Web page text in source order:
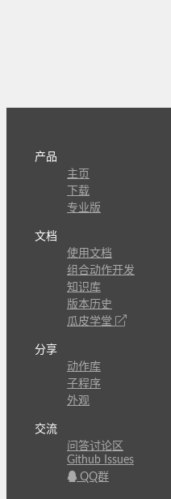
产品
主页
下载
专业版
文档
使用文档
组合动作开发
知识库
版本历史
瓜皮学堂
分享
动作库
子程序
外观
交流
问答讨论区
Github Issues
QQ群